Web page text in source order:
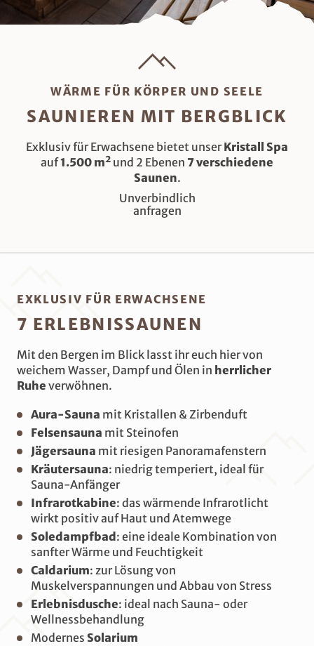
WÄRME FÜR KÖRPER UND SEELE
SAUNIEREN MIT BERGBLICK
Exklusiv für Erwachsene bietet unserKristall Spa
auf1.500 m² und 2 Ebenen 7 verschiedene
Saunen.
Unverbindlich
anfragen
EXKLUSIV FÜR ERWACHSENE
7 ERLEBNISSAUNEN
Mit den Bergen im Blick lasst ihr euch hier von
weichem Wasser, Dampf und Ölen in herrlicher
Ruhe verwöhnen.
Aura-Sauna mit Kristallen & Zirbenduft
Felsensauna mit Steinofen
Jägersauna mit riesigen Panoramafenstern
Kräutersauna: niedrig temperiert, ideal für
Sauna-Anfänger
Infrarotkabine: das wärmende Infrarotlicht
wirkt positiv auf Haut und Atemwege
Soledampfbad : eine ideale Kombination von
sanfter Wärme und Feuchtigkeit
Caldarium: zur Lösung von
Muskelverspannungen und Abbau von Stress
Erlebnisdusche: ideal nach Sauna- oder
Wellnessbehandlung
Modernes Solarium